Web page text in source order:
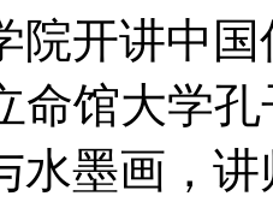
院开讲中
命馆大学
水墨画，